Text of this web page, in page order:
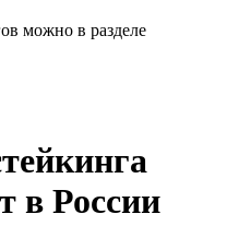
можно в разделе
в России